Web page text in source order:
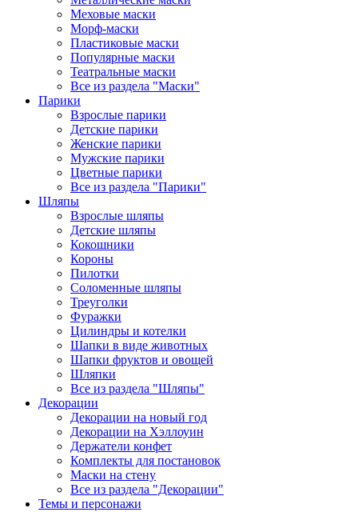
Меховые маски
Морф-маски
Пластиковые маски
Популярные маски
Театральные маски
Все из раздела "Маски"
Парики
Взрослые парики
Детские парики
Женские парики
Мужские парики
Цветные парики
Все из раздела "Парики"
Шляпы
Взрослые шляпы
Детские шляпы
Кокошники
Короны
Пилотки
Соломенные шляпы
Треуголки
Фуражки
Цилиндры и котелки
Шапки в виде животных
Шапки фруктов и овощей
Шляпки
Все из раздела "Шляпы"
Декорации
Декорации на новый год
Декорации на Хэллоуин
Держатели конфет
Комплекты для постановок
Маски на стену
Все из раздела "Декорации"
Темы и персонажи